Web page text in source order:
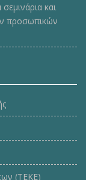
και
προσωπικών
(ΤΕΚE)